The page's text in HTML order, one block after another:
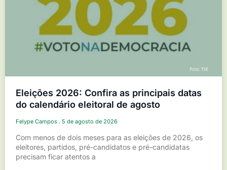
Eleições 2026: Confira as principais datas
do calendário eleitoral de agosto
Felype Campos 5 de agosto de 2026
Com menos de dois meses para as eleições de 2026, os
eleitores, partidos, pré-candidatos e pré-candidatas
precisam ficar atentos a